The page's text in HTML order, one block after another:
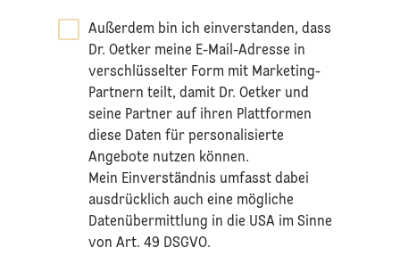
Außerdem bin ich einverstanden, dass
Dr. Oetker meine E-Mail-Adresse in
verschlüsselter Form mit Marketing-
Partnern teilt, damit Dr. Oetker und
seine Partner auf ihren Plattformen
diese Daten für personalisierte
Angebote nutzen können.
Mein Einverständnis umfasst dabei
ausdrücklich auch eine mögliche
Datenübermittlung in die USA im Sinne
von Art. 49 DSGVO.​